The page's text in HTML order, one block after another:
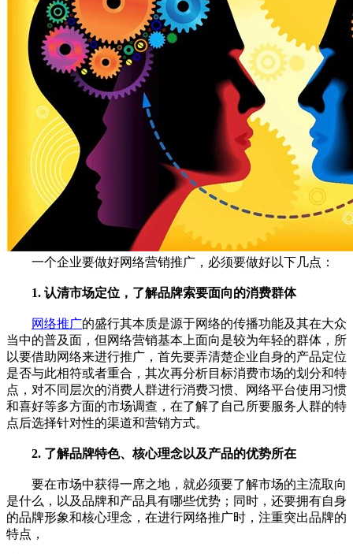
一个企业要做好网络营销推广，必须要做好以下几点：
1. 认清市场定位，了解品牌索要面向的消费群体
网络推广的盛行其本质是源于网络的传播功能及其在大众
当中的普及面，但网络营销基本上面向是较为年轻的群体，所
以要借助网络来进行推广，首先要弄清楚企业自身的产品定位
是否与此相符或者重合，其次再分析目标消费市场的划分和特
点，对不同层次的消费人群进行消费习惯、网络平台使用习惯
和喜好等多方面的市场调查，在了解了自己所要服务人群的特
点后选择针对性的渠道和营销方式。
2. 了解品牌特色、核心理念以及产品的优势所在
要在市场中获得一席之地，就必须要了解市场的主流取向
是什么，以及品牌和产品具有哪些优势；同时，还要拥有自身
的品牌形象和核心理念，在进行网络推广时，注重突出品牌的
特点，